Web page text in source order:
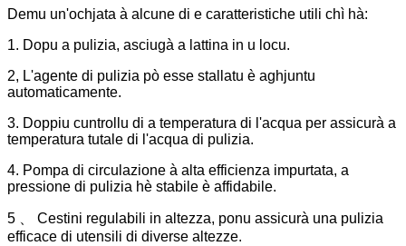
Demu un'ochjata à alcune di e caratteristiche utili chì hà:
1. Dopu a pulizia, asciugà a lattina in u locu.
2, L'agente di pulizia pò esse stallatu è aghjuntu
automaticamente.
3. Doppiu cuntrollu di a temperatura di l'acqua per assicurà a
temperatura tutale di l'acqua di pulizia.
4. Pompa di circulazione à alta efficienza impurtata, a
pressione di pulizia hè stabile è affidabile.
5 、 Cestini regulabili in altezza, ponu assicurà una pulizia
efficace di utensili di diverse altezze.